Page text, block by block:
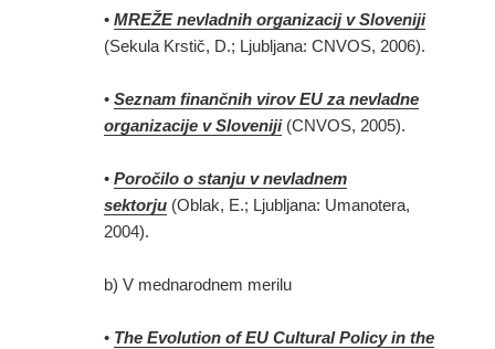
•MREŽE nevladnih organizacij v Sloveniji
(Sekula Krstič, D.; Ljubljana: CNVOS, 2006).
•Seznam finančnih virov EU za nevladne
organizacije v Sloveniji(CNVOS, 2005).
•Poročilo o stanju v nevladnem
sektorju (Oblak, E.; Ljubljana: Umanotera,
2004).
b) V mednarodnem merilu
• The Evolution of EU Cultural Policy in the